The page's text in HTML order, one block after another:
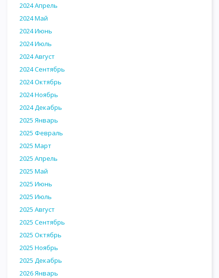
2024 Апрель
2024 Май
2024 Июнь
2024 Июль
2024 Август
2024 Сентябрь
2024 Октябрь
2024 Ноябрь
2024 Декабрь
2025 Январь
2025 Февраль
2025 Март
2025 Апрель
2025 Май
2025 Июнь
2025 Июль
2025 Август
2025 Сентябрь
2025 Октябрь
2025 Ноябрь
2025 Декабрь
2026 Январь